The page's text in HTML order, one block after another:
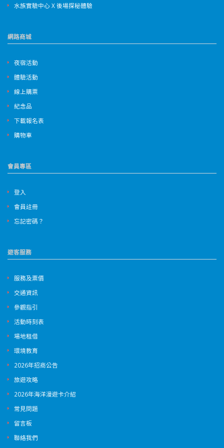
水族實驗中心 X 後場探秘體驗
網路商城
夜宿活動
體驗活動
線上購票
紀念品
下載報名表
購物車
會員專區
登入
會員註冊
忘記密碼？
遊客服務
服務及票價
交通資訊
參觀指引
活動時刻表
場地租借
環境教育
2026年招商公告
旅遊攻略
2026年海洋漫遊卡介紹
常見問題
留言板
聯絡我們